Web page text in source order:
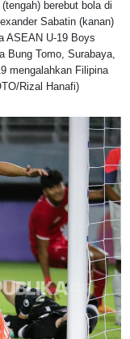
berebut bola di
Sabatin (kanan)
ASEAN U-19 Boys
Bung Tomo, Surabaya,
mengalahkan Filipina
Rizal Hanafi)